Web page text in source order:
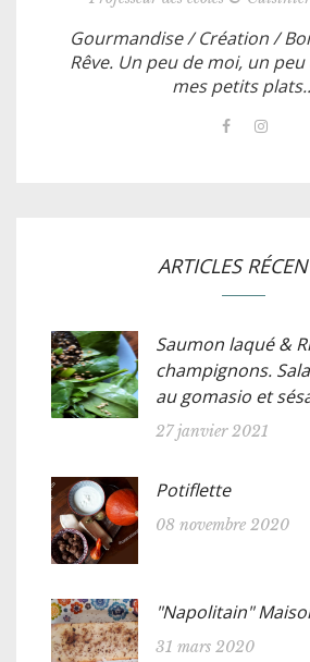
Gourmandise / Création /
Rêve. Un peu de moi, un
mes petits
ARTICLES
Saumon laqué &
champignons.
au gomasio et
27 janvier 2021
Potiflette
08 novembre 2020
"Napolitain"
31 mars 2020